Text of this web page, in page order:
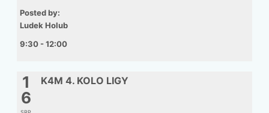
Posted by:
Ludek Holub
9:30 - 12:00
1
6
K4M 4. KOLO LIGY